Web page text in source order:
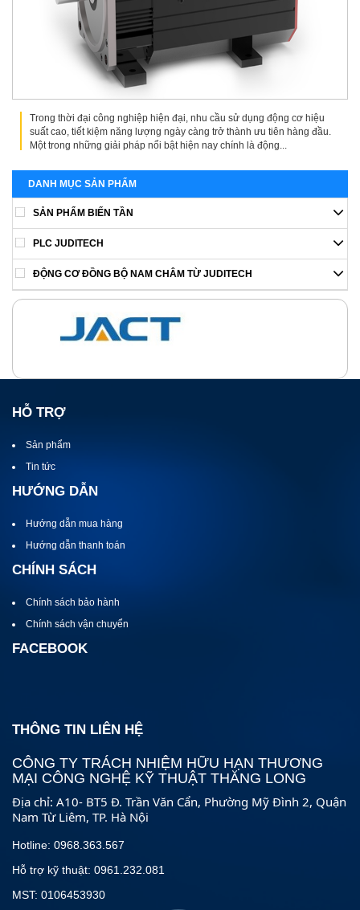
Trong thời đại công nghiệp hiện đại, nhu cầu sử dụng động cơ hiệu
suất cao, tiết kiệm năng lượng ngày càng trở thành ưu tiên hàng đầu.
Một trong những giải pháp nổi bật hiện nay chính là động...
DANH MỤC SẢN PHẨM
SẢN PHẨM BIẾN TẦN
PLC JUDITECH
ĐỘNG CƠ ĐỒNG BỘ NAM CHÂM TỪ JUDITECH
HỖ TRỢ
Sản phẩm
Tin tức
HƯỚNG DẪN
Hướng dẫn mua hàng
Hướng dẫn thanh toán
CHÍNH SÁCH
Chính sách bảo hành
Chính sách vận chuyển
FACEBOOK
THÔNG TIN LIÊN HỆ
CÔNG TY TRÁCH NHIỆM HỮU HẠN THƯƠNG
MẠI CÔNG NGHỆ KỸ THUẬT THĂNG LONG
Địa chỉ: A10- BT5 Đ. Trần Văn Cẩn, Phường Mỹ Đình 2, Quận
Nam Từ Liêm, TP. Hà Nội
Hotline: 0968.363.567
Hỗ trợ kỹ thuật: 0961.232.081
MST: 0106453930